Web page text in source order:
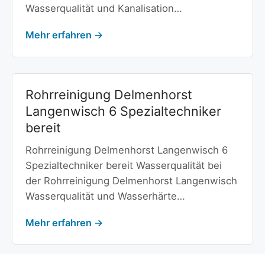
Wasserqualität und Kanalisation…
Mehr erfahren →
Rohrreinigung Delmenhorst
Langenwisch 6 Spezialtechniker
bereit
Rohrreinigung Delmenhorst Langenwisch 6
Spezialtechniker bereit Wasserqualität bei
der Rohrreinigung Delmenhorst Langenwisch
Wasserqualität und Wasserhärte…
Mehr erfahren →